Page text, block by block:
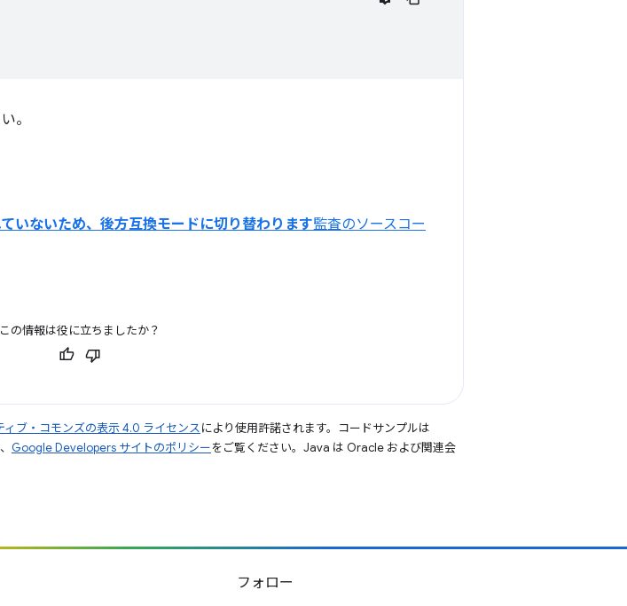
。
いないため、後方互換モードに切り替わります監査のソースコー
この情報は役に立ちましたか？
ィブ・コモンズの表示 4.0 ライセンスにより使用許諾されます。コードサンプルは
Google Developers サイトのポリシーをご覧ください。Java は Oracle および関連会
フォロー